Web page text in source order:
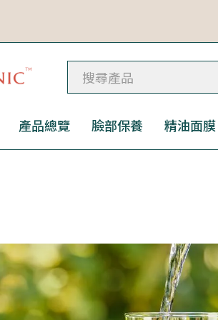
產品總覽 臉部保養 精油面膜